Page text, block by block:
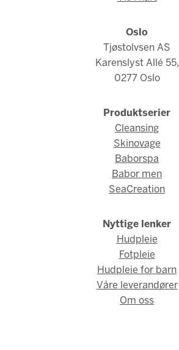
Oslo
Tjøstolvsen AS
Karenslyst Allé 55,
0277 Oslo
Produktserier
Cleansing
Skinovage
Baborspa
Babor men
SeaCreation
Nyttige lenker
Hudpleie
Fotpleie
Hudpleie for barn
Våre leverandører
Om oss